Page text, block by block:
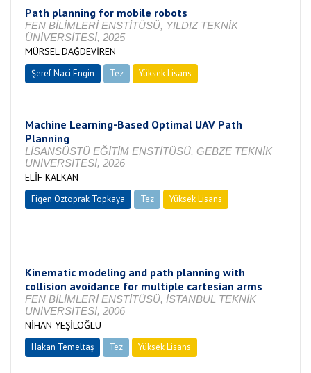
Path planning for mobile robots
FEN BİLİMLERİ ENSTİTÜSÜ, YILDIZ TEKNİK
ÜNİVERSİTESİ, 2025
MÜRSEL DAĞDEVİREN
Şeref Naci Engin Tez Yüksek Lisans
Machine Learning-Based Optimal UAV Path
Planning
LİSANSÜSTÜ EĞİTİM ENSTİTÜSÜ, GEBZE TEKNİK
ÜNİVERSİTESİ, 2026
ELİF KALKAN
Figen Öztoprak Topkaya Tez
Yüksek Lisans
Kinematic modeling and path planning with
collision avoidance for multiple cartesian arms
FEN BİLİMLERİ ENSTİTÜSÜ, İSTANBUL TEKNİK
ÜNİVERSİTESİ, 2006
NİHAN YEŞİLOĞLU
Hakan Temeltaş Tez Yüksek Lisans